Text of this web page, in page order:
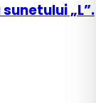
„L”.